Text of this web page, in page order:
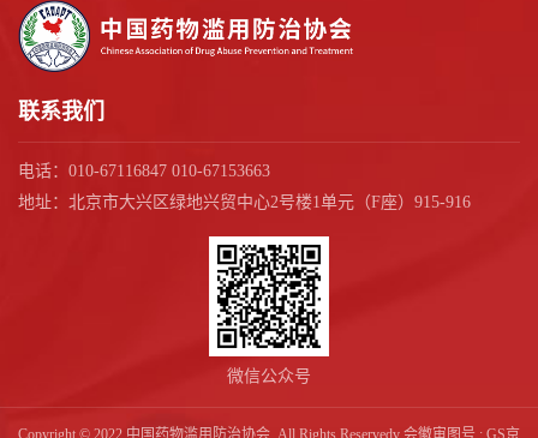
联系我们
电话：010-67116847 010-67153663
地址：北京市大兴区绿地兴贸中心2号楼1单元（F座）915-916
微信公众号